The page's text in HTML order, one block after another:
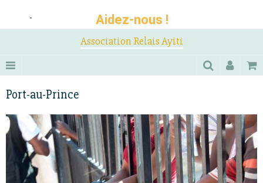
Aidez-nous !
-
Association Relais Ayiti
Port-au-Prince